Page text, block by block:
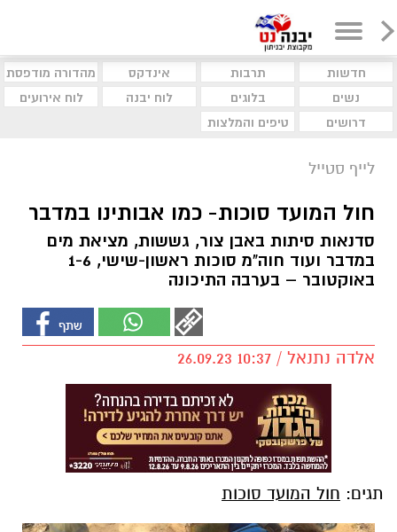
חדשות תרבות אינדקס
מהדורה מודפסת
נשים
בלוגים לוח יבנה
לוח אירועים
דרושים
טיפים והמלצות
לייף סטייל
חול המועד סוכות- כמו אבותינו במדבר
סדנאות סיתות באבן צור, גששות, מציאת מים
במדבר ועוד חוה"מ סוכות ראשון-שישי, 1-6
באוקטובר – בערבה התיכונה
אלדה נתנאל / 10:37 26.09.23
תגים: חול המועד סוכות